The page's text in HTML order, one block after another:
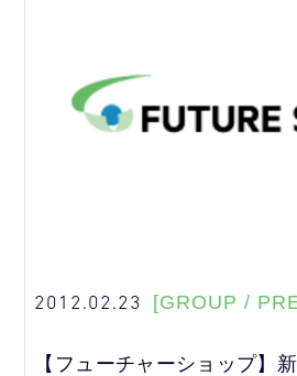
2012.02.23 [GROUP /
【フューチャーショップ】